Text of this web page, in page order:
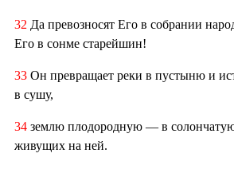
32 Да превозносят Его в собрании
Его в сонме старейшин!
33 Он превращает реки в пустыню и
в сушу,
34 землю плодородную — в
живущих на ней.